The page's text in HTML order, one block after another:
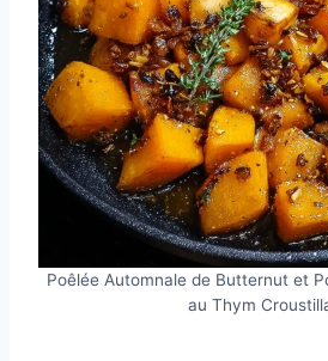
Poêlée Automnale de Butternut et
au Thym